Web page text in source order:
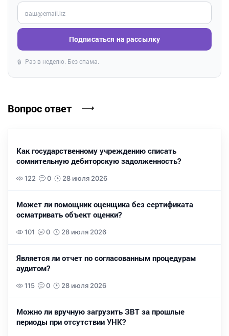
Введите ваш e-mail
Подписаться на рассылку
🔒 Раз в неделю. Без спама.
Вопрос ответ
Как государственному учреждению списать
сомнительную дебиторскую задолженность?
122 0 28 июля 2026
Может ли помощник оценщика без сертификата
осматривать объект оценки?
101 0 28 июля 2026
Является ли отчет по согласованным процедурам
аудитом?
115 0 28 июля 2026
Можно ли вручную загрузить ЗВТ за прошлые
периоды при отсутствии УНК?